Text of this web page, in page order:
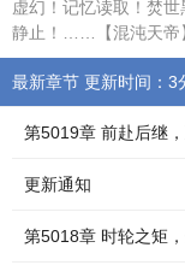
虚幻！记忆读取！焚
静止！……【混沌天帝
最新章节 更新时间：3
第5019章 前赴后继，
更新通知
第5018章 时轮之矩，